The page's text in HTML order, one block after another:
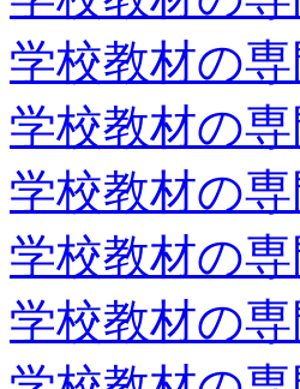
学校教材の
学校教材の
学校教材の
学校教材の
学校教材の